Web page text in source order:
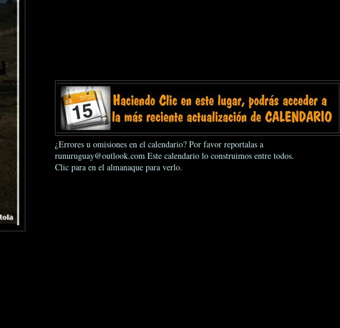
¿Errores u omisiones en el calendario? Por favor reportalas a
runuruguay@outlook.com Este calendario lo construimos entre todos.
Clic para en el almanaque para verlo.